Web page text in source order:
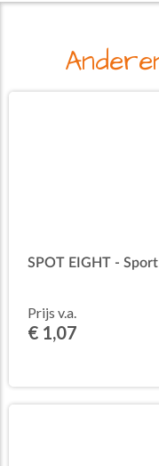
SPOT EIGHT -
Prijs v.a.
€ 1,07